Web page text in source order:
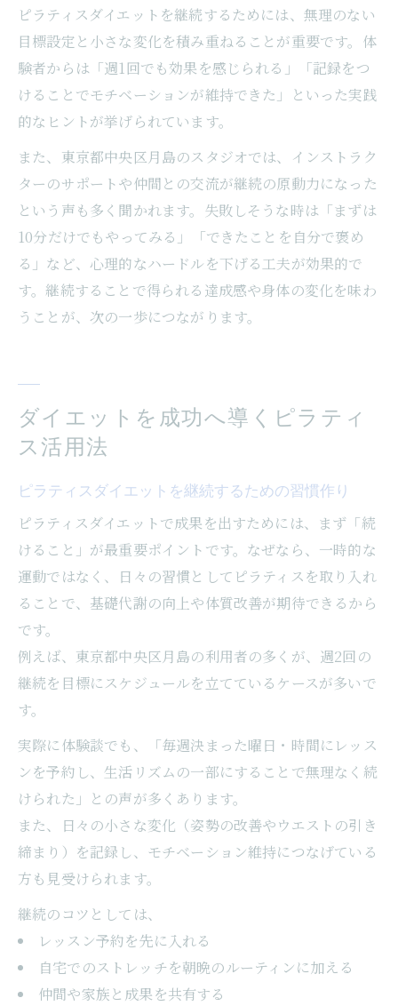
ピラティスダイエットを継続するためには、無理のない
目標設定と小さな変化を積み重ねることが重要です。体
験者からは「週1回でも効果を感じられる」「記録をつ
けることでモチベーションが維持できた」といった実践
的なヒントが挙げられています。
また、東京都中央区月島のスタジオでは、インストラク
ターのサポートや仲間との交流が継続の原動力になった
という声も多く聞かれます。失敗しそうな時は「まずは
10分だけでもやってみる」「できたことを自分で褒め
る」など、心理的なハードルを下げる工夫が効果的で
す。継続することで得られる達成感や身体の変化を味わ
うことが、次の一歩につながります。
ダイエットを成功へ導くピラティ
ス活用法
ピラティスダイエットを継続するための習慣作り
ピラティスダイエットで成果を出すためには、まず「続
けること」が最重要ポイントです。なぜなら、一時的な
運動ではなく、日々の習慣としてピラティスを取り入れ
ることで、基礎代謝の向上や体質改善が期待できるから
です。
例えば、東京都中央区月島の利用者の多くが、週2回の
継続を目標にスケジュールを立てているケースが多いで
す。
実際に体験談でも、「毎週決まった曜日・時間にレッス
ンを予約し、生活リズムの一部にすることで無理なく続
けられた」との声が多くあります。
また、日々の小さな変化（姿勢の改善やウエストの引き
締まり）を記録し、モチベーション維持につなげている
方も見受けられます。
継続のコツとしては、
レッスン予約を先に入れる
自宅でのストレッチを朝晩のルーティンに加える
仲間や家族と成果を共有する